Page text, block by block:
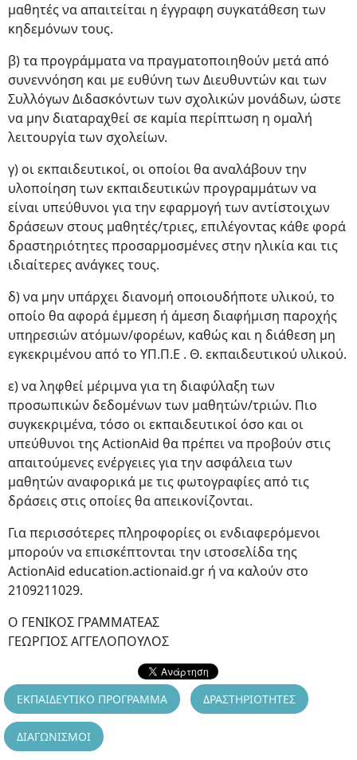
μαθητές να απαιτείται η έγγραφη συγκατάθεση των
κηδεμόνων τους.
β) τα προγράμματα να πραγματοποιηθούν μετά από
συνεννόηση και με ευθύνη των Διευθυντών και των
Συλλόγων Διδασκόντων των σχολικών μονάδων, ώστε
να μην διαταραχθεί σε καμία περίπτωση η ομαλή
λειτουργία των σχολείων.
γ) οι εκπαιδευτικοί, οι οποίοι θα αναλάβουν την
υλοποίηση των εκπαιδευτικών προγραμμάτων να
είναι υπεύθυνοι για την εφαρμογή των αντίστοιχων
δράσεων στους μαθητές/τριες, επιλέγοντας κάθε φορά
δραστηριότητες προσαρμοσμένες στην ηλικία και τις
ιδιαίτερες ανάγκες τους.
δ) να μην υπάρχει διανομή οποιουδήποτε υλικού, το
οποίο θα αφορά έμμεση ή άμεση διαφήμιση παροχής
υπηρεσιών ατόμων/φορέων, καθώς και η διάθεση μη
εγκεκριμένου από το ΥΠ.Π.Ε . Θ. εκπαιδευτικού υλικού.
ε) να ληφθεί μέριμνα για τη διαφύλαξη των
προσωπικών δεδομένων των μαθητών/τριών. Πιο
συγκεκριμένα, τόσο οι εκπαιδευτικοί όσο και οι
υπεύθυνοι της ActionAid θα πρέπει να προβούν στις
απαιτούμενες ενέργειες για την ασφάλεια των
μαθητών αναφορικά με τις φωτογραφίες από τις
δράσεις στις οποίες θα απεικονίζονται.
Για περισσότερες πληροφορίες οι ενδιαφερόμενοι
μπορούν να επισκέπτονται την ιστοσελίδα της
ActionAid education.actionaid.gr ή να καλούν στο
2109211029.
Ο ΓΕΝΙΚΟΣ ΓΡΑΜΜΑΤΕΑΣ
ΓΕΩΡΓΙΟΣ ΑΓΓΕΛΟΠΟΥΛΟΣ
ΕΚΠΑΙΔΕΥΤΙΚΟ ΠΡΟΓΡΑΜΜΑ ΔΡΑΣΤΗΡΙΟΤΗΤΕΣ
ΔΙΑΓΩΝΙΣΜΟΙ